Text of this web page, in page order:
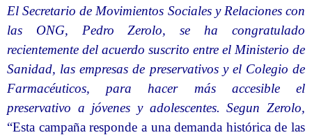
El Secretario de Movimientos Sociales y Relaciones con
las ONG, Pedro Zerolo, se ha congratulado
recientemente del acuerdo suscrito entre el Ministerio de
Sanidad, las empresas de preservativos y el Colegio de
Farmacéuticos, para hacer más accesible el
preservativo a jóvenes y adolescentes. Segun Zerolo,
“Esta campaña responde a una demanda histórica de las